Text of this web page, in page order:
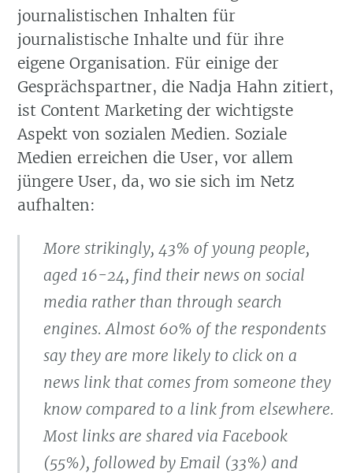
journalistischen Inhalten für
journalistische Inhalte und für ihre
eigene Organisation. Für einige der
Gesprächspartner, die Nadja Hahn zitiert,
ist Content Marketing der wichtigste
Aspekt von sozialen Medien. Soziale
Medien erreichen die User, vor allem
jüngere User, da, wo sie sich im Netz
aufhalten:
More strikingly, 43% of young people,
aged 16-24, find their news on social
media rather than through search
engines. Almost 60% of the respondents
say they are more likely to click on a
news link that comes from someone they
know compared to a link from elsewhere.
Most links are shared via Facebook
(55%), followed by Email (33%) and